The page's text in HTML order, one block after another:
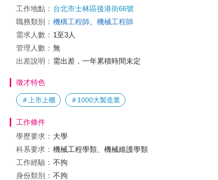
工作地點： 台北市士林區後港街66號
職務類別： 機構工程師
機械工程師
需求人數： 1至3人
管理人數： 無
出差說明： 需出差，一年累積時間未定
徵才特色
＃上市上櫃 ＃1000大製造業
工作條件
學歷要求： 大學
科系要求： 機械工程學類、機械維護學類
工作經驗： 不拘
身份類別： 不拘